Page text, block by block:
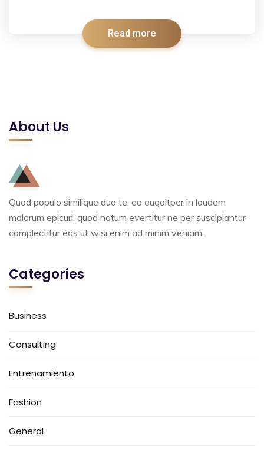
Read more
About Us
Quod populo similique duo te, ea eugaitper in laudem
malorum epicuri, quod natum evertitur ne per suscipiantur
complectitur eos ut wisi enim ad minim veniam.
Categories
Business
Consulting
Entrenamiento
Fashion
General